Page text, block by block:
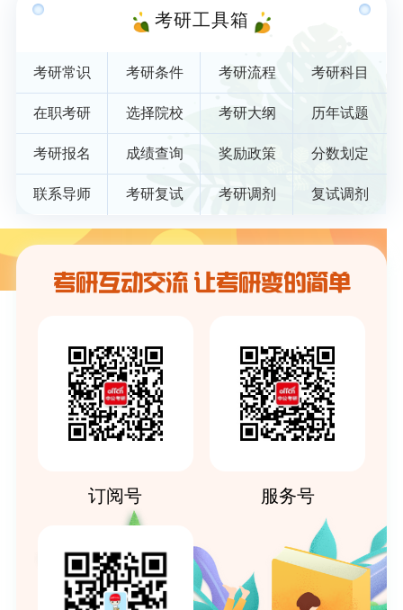
考研工具箱
考研常识 考研条件 考研流程 考研科目
在职考研 选择院校 考研大纲 历年试题
考研报名 成绩查询 奖励政策 分数划定
联系导师 考研复试 考研调剂 复试调剂
考研互动交流 让考研变的简单
订阅号 服务号